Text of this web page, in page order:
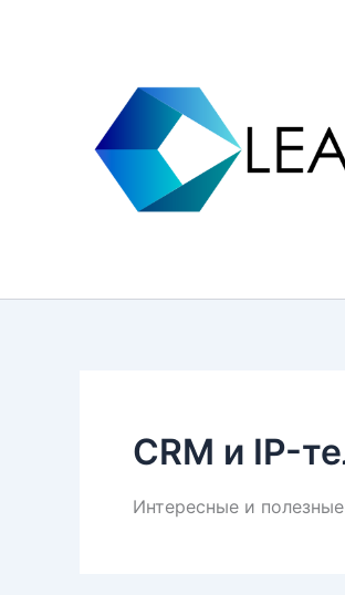
CRM и IP-
Интересные и